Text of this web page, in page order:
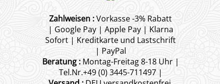
Zahlweisen :Vorkasse -3% Rabatt
| Google Pay | Apple Pay | Klarna
Sofort | Kreditkarte und Lastschrift
| PayPal
Beratung :Montag-Freitag 8-18 Uhr |
Tel.Nr.+49 (0) 3445-711497 |